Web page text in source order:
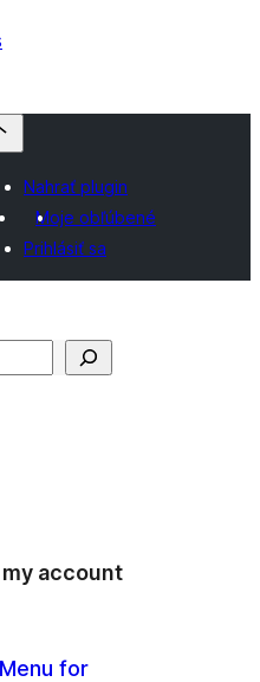
Nahrať plugin
Moje obľúbené
Prihlásiť sa
my account
for